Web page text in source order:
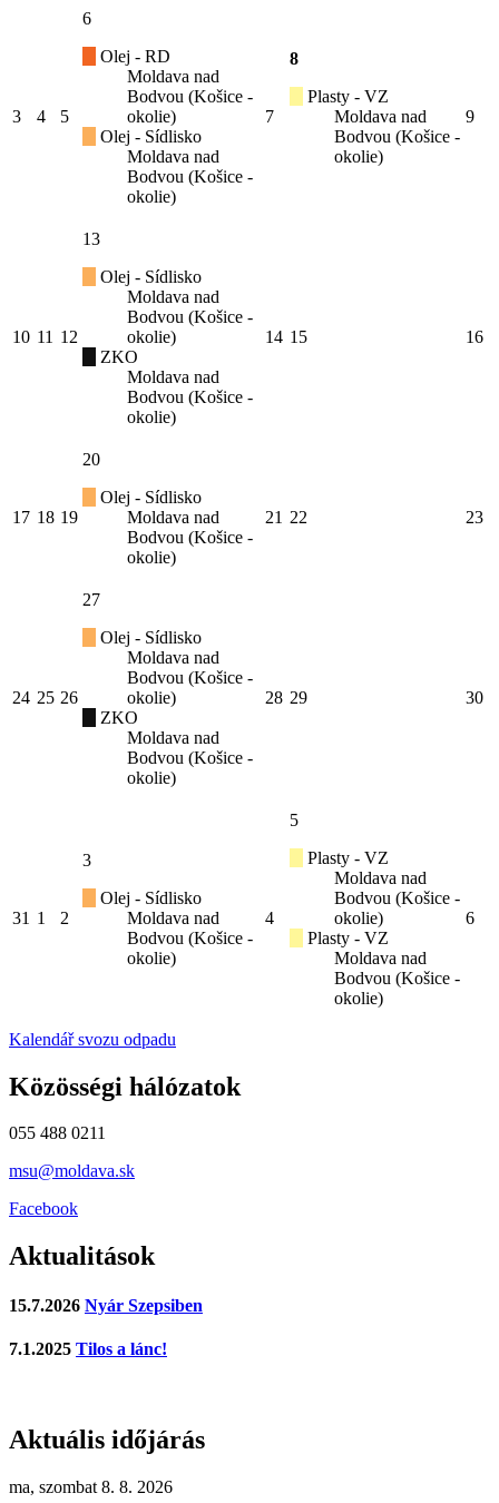
3 4 5
6
Olej - RD
Moldava nad
Bodvou (Košice -
okolie)
Olej - Sídlisko
Moldava nad
Bodvou (Košice -
okolie)
7
8
Plasty - VZ
Moldava nad
Bodvou (Košice -
okolie)
9
10 11 12
13
Olej - Sídlisko
Moldava nad
Bodvou (Košice -
okolie)
ZKO
Moldava nad
Bodvou (Košice -
okolie)
14 15 16
17 18 19
20
Olej - Sídlisko
Moldava nad
Bodvou (Košice -
okolie)
21 22 23
24 25 26
27
Olej - Sídlisko
Moldava nad
Bodvou (Košice -
okolie)
ZKO
Moldava nad
Bodvou (Košice -
okolie)
28 29 30
31 1 2
3
Olej - Sídlisko
Moldava nad
Bodvou (Košice -
okolie)
4
5
Plasty - VZ
Moldava nad
Bodvou (Košice -
okolie)
Plasty - VZ
Moldava nad
Bodvou (Košice -
okolie)
6
Kalendář svozu odpadu
Közösségi hálózatok
055 488 0211
msu@moldava.sk
Facebook
Aktualitások
15.7.2026 Nyár Szepsiben
7.1.2025 Tilos a lánc!
Aktuális időjárás
ma, szombat 8. 8. 2026